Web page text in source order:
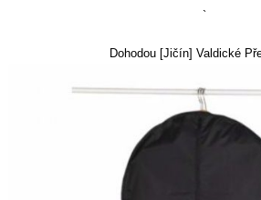
`
Dohodou [Jičín] Valdické